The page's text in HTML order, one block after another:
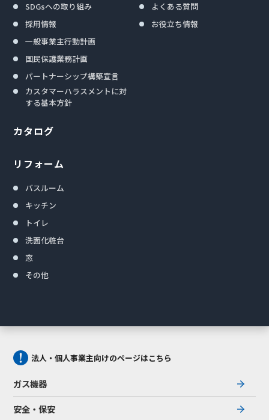
SDGsへの取り組み
採用情報
一般事業主行動計画
国民保護業務計画
パートナーシップ構築宣言
カスタマーハラスメントに対
する基本方針
カタログ
リフォーム
バスルーム
キッチン
トイレ
洗面化粧台
窓
その他
よくある質問
お役立ち情報
法人・個人事業主向けのページはこちら
ガス機器
安全・保安